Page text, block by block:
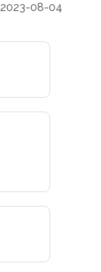
2023-08-04